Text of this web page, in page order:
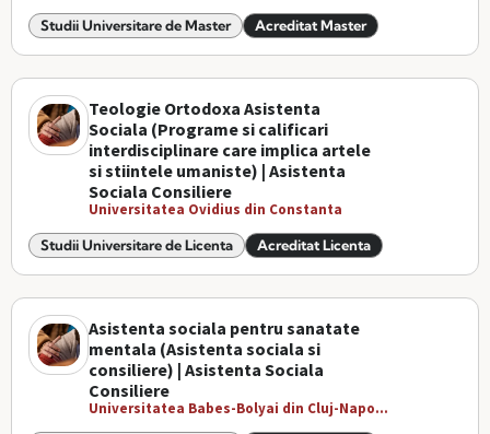
Studii Universitare de Master Acreditat Master
Teologie Ortodoxa Asistenta
Sociala (Programe si calificari
interdisciplinare care implica artele
si stiintele umaniste) | Asistenta
Sociala Consiliere
Universitatea Ovidius din Constanta
Studii Universitare de Licenta Acreditat Licenta
Asistenta sociala pentru sanatate
mentala (Asistenta sociala si
consiliere) | Asistenta Sociala
Consiliere
Universitatea Babes-Bolyai din Cluj-Napo...